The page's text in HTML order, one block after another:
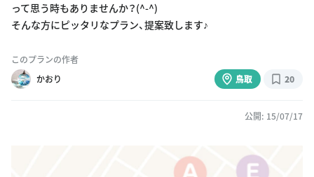
って思う時もありませんか？(^-^)
そんな方にピッタリなプラン、提案致します♪
このプランの作者
かおり
鳥取 20
公開: 15/07/17